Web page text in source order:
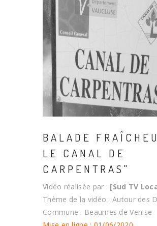
BALADE
LE CANAL DE
CARPENTRAS"
Vidéo réalisée par : [Sud TV
Thème de la vidéo : Autour des
Commune : Beaumes de Venise